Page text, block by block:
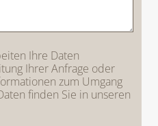
Ihre Daten
Ihrer Anfrage oder
zum Umgang
finden Sie in unseren